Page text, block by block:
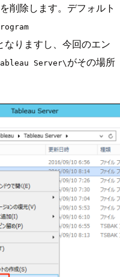
削除します。デフォルト
なりますし、今回のエン
Server\ がその場所